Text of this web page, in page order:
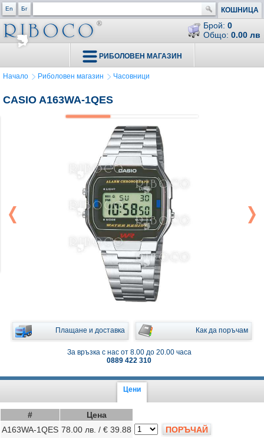
En Бг КОШНИЦА
Брой: 0
Общо: 0.00 лв
РИБОЛОВЕН МАГАЗИН
Начало Риболовен магазин Часовници
CASIO A163WA-1QES
Плащане и доставка Как да поръчам
За връзка с нас от 8.00 до 20.00 часа
0889 422 310
Цени
#
Цена
A163WA-1QES 78.00 лв. / € 39.88 ПОРЪЧАЙ